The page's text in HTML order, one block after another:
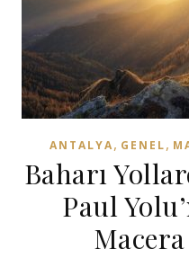
ANTALYA, GENEL,
Baharı
Paul